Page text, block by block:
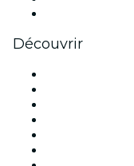
Découvrir